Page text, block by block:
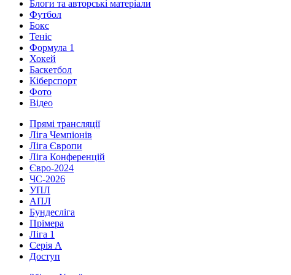
Блоги та авторські матеріали
Футбол
Бокс
Теніс
Формула 1
Хокей
Баскетбол
Кіберспорт
Фото
Відео
Прямі трансляції
Ліга Чемпіонів
Ліга Європи
Ліга Конференцій
Євро-2024
ЧС-2026
УПЛ
АПЛ
Бундесліга
Прімера
Ліга 1
Серія А
Доступ